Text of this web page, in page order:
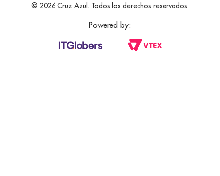
© 2026 Cruz Azul. Todos los derechos reservados.
Powered by: